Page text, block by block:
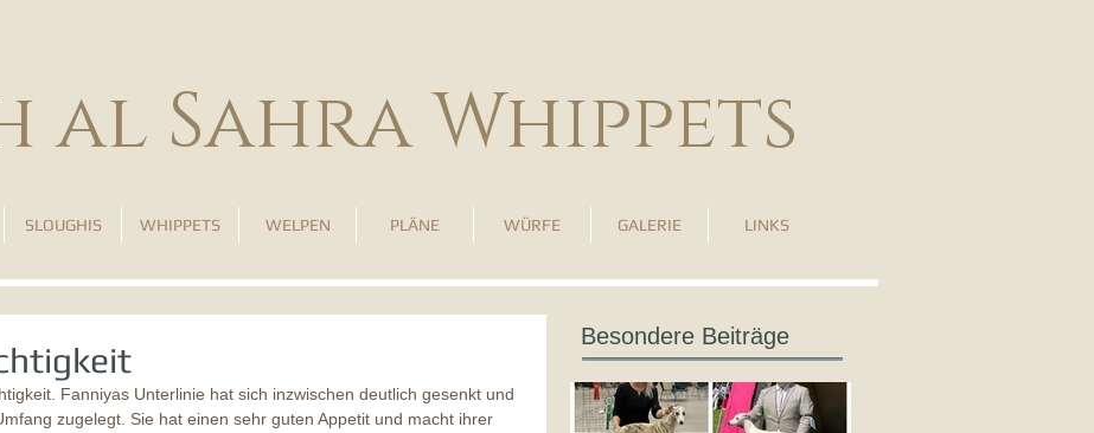
al Sahra Whippets
SLOUGHIS WHIPPETS WELPEN PLÄNE WÜRFE GALERIE LINKS
Fanniyas Unterlinie hat sich inzwischen deutlich gesenkt und
zugelegt. Sie hat einen sehr guten Appetit und macht ihrer
Besondere Beiträge